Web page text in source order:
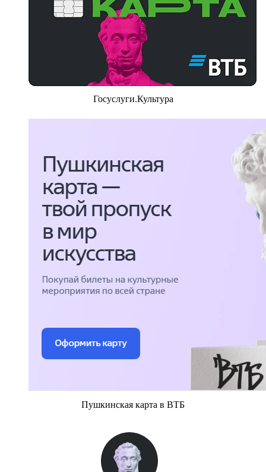
Госуслуги.Культура
Пушкинская карта в ВТБ